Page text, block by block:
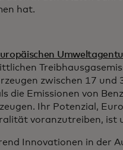
hat.
zwischen 17 und
die Emissionen von
Ihr Potenzial,
voranzutreiben, ist
Innovationen in der